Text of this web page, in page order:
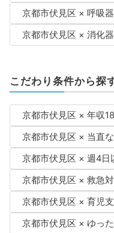
京都市伏見区 × 呼吸
京都市伏見区 × 消化
こだわり条件から探
京都市伏見区 × 年収
京都市伏見区 × 当直
京都市伏見区 × 週4日
京都市伏見区 × 救急
京都市伏見区 × 育児支
京都市伏見区 × ゆっ